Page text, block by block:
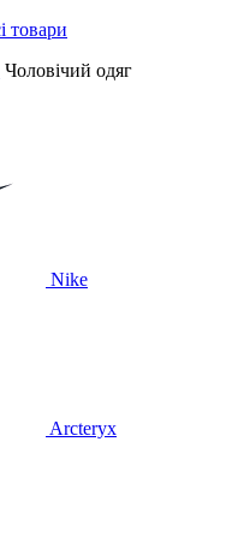
Чоловічий одяг
Nike
Arcteryx